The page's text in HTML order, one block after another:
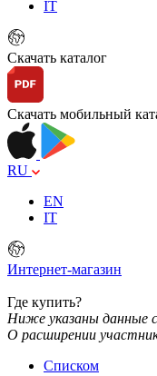
IT
Скачать каталог
Скачать мобильный
RU
EN
IT
Интернет-магазин
Где купить?
Ниже указаны данные
О расширении
Списком